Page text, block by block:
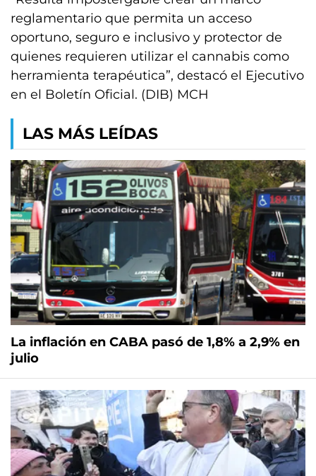
reglamentario que permita un acceso
oportuno, seguro e inclusivo y protector de
quienes requieren utilizar el cannabis como
herramienta terapéutica”, destacó el Ejecutivo
en el Boletín Oficial. (DIB) MCH
LAS MÁS LEÍDAS
La inflación en CABA pasó de 1,8% a 2,9% en
julio